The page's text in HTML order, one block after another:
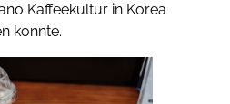
Kaffeekultur in Korea
konnte.